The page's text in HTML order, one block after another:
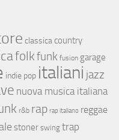
classica country
folkfunk fusion garage
indie pop italiani jazz
nuova musica italiana
r&b rap rap italiano reggae
stoner swing trap